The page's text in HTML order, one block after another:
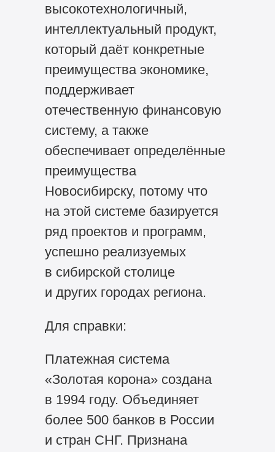
высокотехнологичный,
интеллектуальный продукт,
который даёт конкретные
преимущества экономике,
поддерживает
отечественную финансовую
систему, а также
обеспечивает определённые
преимущества
Новосибирску, потому что
на этой системе базируется
ряд проектов и программ,
успешно реализуемых
в сибирской столице
и других городах региона.
Для справки:
Платежная система
«Золотая корона» создана
в 1994 году. Объединяет
более 500 банков в России
и стран СНГ. Признана